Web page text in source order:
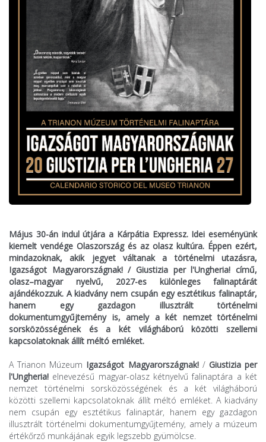
Május 30-án indul útjára a Kárpátia Expressz. Idei eseményünk
kiemelt vendége Olaszország és az olasz kultúra. Éppen ezért,
mindazoknak, akik jegyet váltanak a történelmi utazásra,
Igazságot Magyarországnak! / Giustizia per l'Ungheria! című,
olasz–magyar nyelvű, 2027-es különleges falinaptárát
ajándékozzuk. A kiadvány nem csupán egy esztétikus falinaptár,
hanem egy gazdagon illusztrált történelmi
dokumentumgyűjtemény is, amely a két nemzet történelmi
sorsközösségének és a két világháború közötti szellemi
kapcsolatoknak állít méltó emléket.
A Trianon Múzeum Igazságot Magyarországnak!/ Giustizia per
l'Ungheria! elnevezésű magyar-olasz kétnyelvű falinaptára a két
nemzet történelmi sorsközösségének és a két világháború
közötti szellemi kapcsolatoknak állít méltó emléket. A kiadvány
nem csupán egy esztétikus falinaptár, hanem egy gazdagon
illusztrált történelmi dokumentumgyűjtemény, amely a múzeum
értékőrző munkájának egyik legszebb gyümölcse.